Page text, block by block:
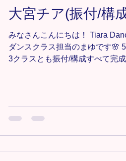
軽にDMまたは、
さい📩💕 ＊-＊-＊-＊-＊-＊-＊-＊
#TiaraDanceSchool #キッズダ
ンス #埼玉キッ
大宮チア(振付/構
みなさんこんにちは！ Tiara
ダンスクラス担当のまゆです🌸
3クラスとも振付/構成すべて完
って踊れる様サポートしたいと
れ〜🥰！！ 🔸大宮教室チアダン
にDMまたは、